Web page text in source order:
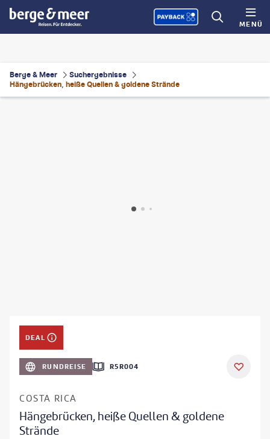
MENÜ
Berge & Meer
Suchergebnisse
Hängebrücken, heiße Quellen & goldene Strände
DEAL
RUNDREISE R5R004
COSTA RICA
Hängebrücken, heiße Quellen & goldene
Strände